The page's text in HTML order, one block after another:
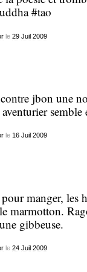
#tao
le 29 Juil 2009
jbon une
aventurier
le 16 Juil 2009
manger, les
marmotton.
gibbeuse.
le 24 Juil 2009